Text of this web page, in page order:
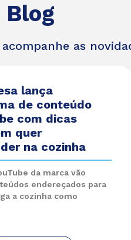
Blog
as
lança
de conteúdo
com dicas
quer
na cozinha
da marca vão
endereçados para
a cozinha como